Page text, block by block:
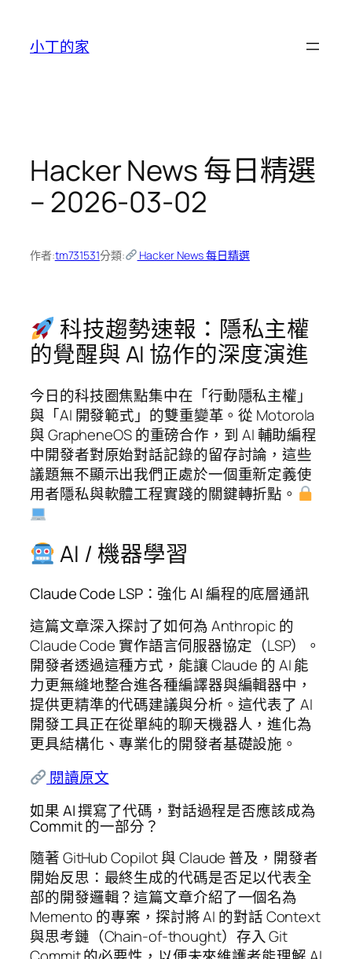
小丁的家
Hacker News 每日精選
– 2026-03-02
作者:tm731531分類: Hacker News 每日精選
科技趨勢速報：隱私主權
的覺醒與 AI 協作的深度演進
今日的科技圈焦點集中在「行動隱私主權」
與「AI 開發範式」的雙重變革。從 Motorola
與 GrapheneOS 的重磅合作，到 AI 輔助編程
中開發者對原始對話記錄的留存討論，這些
議題無不顯示出我們正處於一個重新定義使
用者隱私與軟體工程實踐的關鍵轉折點。
AI / 機器學習
Claude Code LSP：強化 AI 編程的底層通訊
這篇文章深入探討了如何為 Anthropic 的
Claude Code 實作語言伺服器協定（LSP）。
開發者透過這種方式，能讓 Claude 的 AI 能
力更無縫地整合進各種編譯器與編輯器中，
提供更精準的代碼建議與分析。這代表了 AI
開發工具正在從單純的聊天機器人，進化為
更具結構化、專業化的開發者基礎設施。
閱讀原文
如果 AI 撰寫了代碼，對話過程是否應該成為
Commit 的一部分？
隨著 GitHub Copilot 與 Claude 普及，開發者
開始反思：最終生成的代碼是否足以代表全
部的開發邏輯？這篇文章介紹了一個名為
Memento 的專案，探討將 AI 的對話 Context
與思考鏈（Chain-of-thought）存入 Git